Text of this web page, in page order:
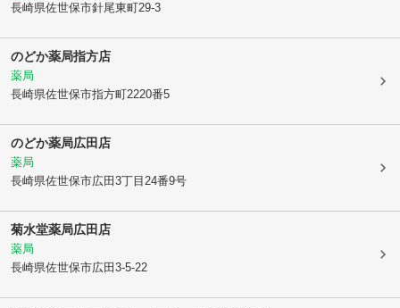
長崎県佐世保市針尾東町29-3
のどか薬局指方店
薬局
長崎県佐世保市指方町2220番5
のどか薬局広田店
薬局
長崎県佐世保市広田3丁目24番9号
菊水堂薬局広田店
薬局
長崎県佐世保市広田3-5-22